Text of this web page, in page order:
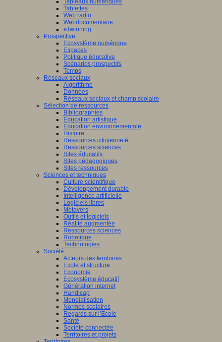
Tableaux numériques
Tablettes
Web radio
Webdocumentaire
eTwinning
Prospective
Ecosystème numérique
Espaces
Politique éducative
Scénarios prospectifs
Temps
Réseaux sociaux
Algorithme
Données
Réseaux sociaux et champ scolaire
Sélection de ressources
Bibliographies
Education artistique
Education environnementale
Histoire
Ressources citoyenneté
Ressources sciences
Sites éducatifs
Sites pédagogiques
Sites ressources
Sciences et techniques
Culture scientifique
Développement durable
Intelligence artificielle
Logiciels libres
Métavers
Outils et logiciels
Réalité augmentée
Ressources sciences
Robotique
Technologies
Société
Acteurs des territoires
Ecole et structure
Economie
Ecosystème éducatif
Génération internet
Handicap
Mondialisation
Normes scolaires
Regards sur l’Ecole
Santé
Société connectée
Territoires et projets